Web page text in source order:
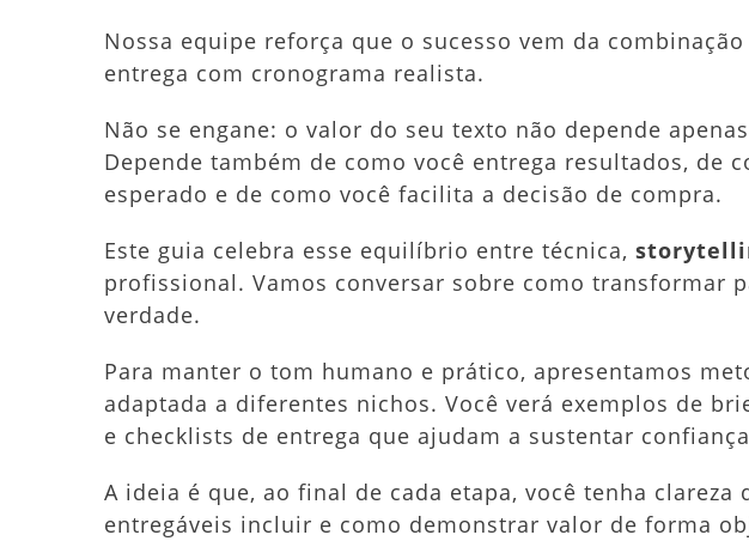
Nossa equipe reforça que o sucesso vem da
entrega com cronograma realista.
Não se engane: o valor do seu texto não depende
Depende também de como você entrega resultados, de
esperado e de como você facilita a decisão de compra.
Este guia celebra esse equilíbrio entre técnica,
profissional. Vamos conversar sobre como transformar
verdade.
Para manter o tom humano e prático, apresentamos
adaptada a diferentes nichos. Você verá exemplos de
e checklists de entrega que ajudam a sustentar
A ideia é que, ao final de cada etapa, você tenha clareza
entregáveis incluir e como demonstrar valor de forma